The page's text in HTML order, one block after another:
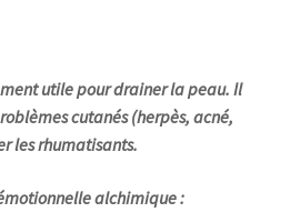
utile pourdrainer la peau. Il
cutanés (herpès, acné,
les rhumatisants.
alchimique :